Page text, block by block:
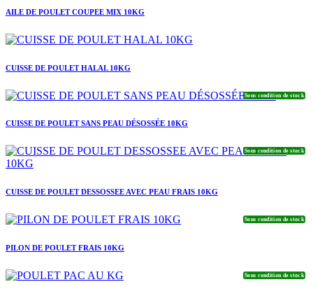
AILE DE POULET COUPEE MIX 10KG
CUISSE DE POULET HALAL 10KG
Sous condition de stock
CUISSE DE POULET SANS PEAU DÉSOSSÉE 10KG
Sous condition de stock
CUISSE DE POULET DESSOSSEE AVEC PEAU FRAIS 10KG
Sous condition de stock
PILON DE POULET FRAIS 10KG
Sous condition de stock